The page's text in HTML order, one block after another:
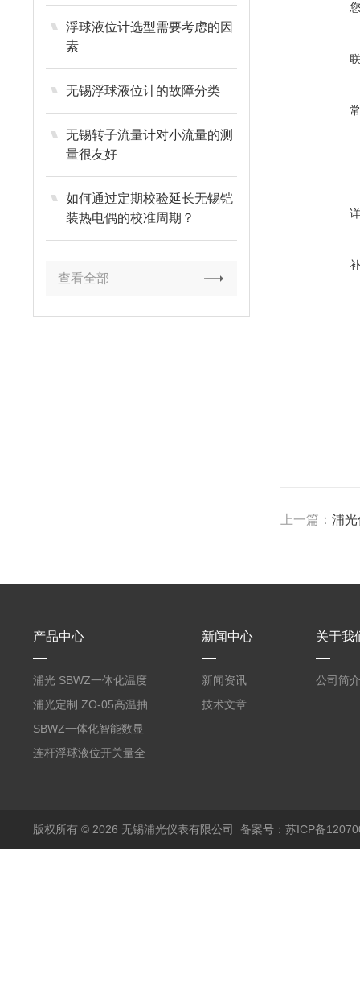
浮球液位计选型需要考虑的因
素
无锡浮球液位计的故障分类
无锡转子流量计对小流量的测
量很友好
如何通过定期校验延长无锡铠
装热电偶的校准周期？
查看全部
上一篇：浦
产品中心
浦光 SBWZ一体化温度
变送器传感器 防爆热电
阻PT100 数显远传4-
20mA2
浦光定制 ZO-05高温抽
气式氧化锆分析仪 防爆
耐腐蚀检测仪
SBWZ一体化智能数显
温度变送器传感器防爆
连杆浮球液位开关量全
新闻中心
新闻资讯
技术文章
关于我
公司简介
版权所有 © 2026 无锡浦光仪表有限公司 备案号：苏ICP备